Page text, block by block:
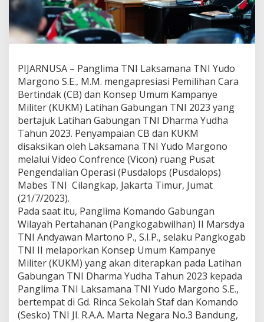
PIJARNUSA – Panglima TNI Laksamana TNI Yudo
Margono S.E., M.M. mengapresiasi Pemilihan Cara
Bertindak (CB) dan Konsep Umum Kampanye
Militer (KUKM) Latihan Gabungan TNI 2023 yang
bertajuk Latihan Gabungan TNI Dharma Yudha
Tahun 2023. Penyampaian CB dan KUKM
disaksikan oleh Laksamana TNI Yudo Margono
melalui Video Confrence (Vicon) ruang Pusat
Pengendalian Operasi (Pusdalops (Pusdalops)
Mabes TNI Cilangkap, Jakarta Timur, Jumat
(21/7/2023).
Pada saat itu, Panglima Komando Gabungan
Wilayah Pertahanan (Pangkogabwilhan) II Marsdya
TNI Andyawan Martono P., S.I.P., selaku Pangkogab
TNI II melaporkan Konsep Umum Kampanye
Militer (KUKM) yang akan diterapkan pada Latihan
Gabungan TNI Dharma Yudha Tahun 2023 kepada
Panglima TNI Laksamana TNI Yudo Margono S.E.,
bertempat di Gd. Rinca Sekolah Staf dan Komando
(Sesko) TNI Jl. R.A.A. Marta Negara No.3 Bandung,